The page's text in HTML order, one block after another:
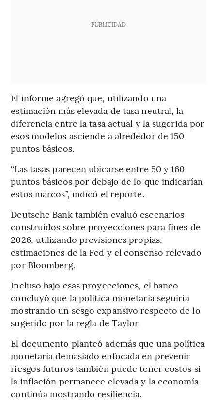
PUBLICIDAD
El informe agregó que, utilizando una
estimación más elevada de tasa neutral, la
diferencia entre la tasa actual y la sugerida por
esos modelos asciende a alrededor de 150
puntos básicos.
“Las tasas parecen ubicarse entre 50 y 160
puntos básicos por debajo de lo que indicarían
estos marcos”, indicó el reporte.
Deutsche Bank también evaluó escenarios
construidos sobre proyecciones para fines de
2026, utilizando previsiones propias,
estimaciones de la Fed y el consenso relevado
por Bloomberg.
Incluso bajo esas proyecciones, el banco
concluyó que la política monetaria seguiría
mostrando un sesgo expansivo respecto de lo
sugerido por la regla de Taylor.
El documento planteó además que una política
monetaria demasiado enfocada en prevenir
riesgos futuros también puede tener costos si
la inflación permanece elevada y la economía
continúa mostrando resiliencia.